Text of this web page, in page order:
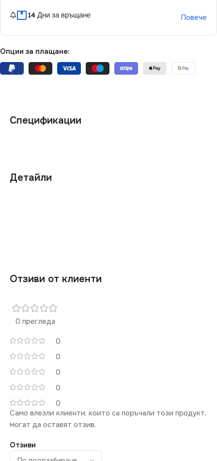
14 Дни за връщане Повече
Опции за плащане:
Детайли
Спецификации
Отзиви от клиенти
0 прегледа
0
0
0
0
0
Отзиви
Само влезли клиенти, които са поръчали този продукт,
могат да оставят отзив.